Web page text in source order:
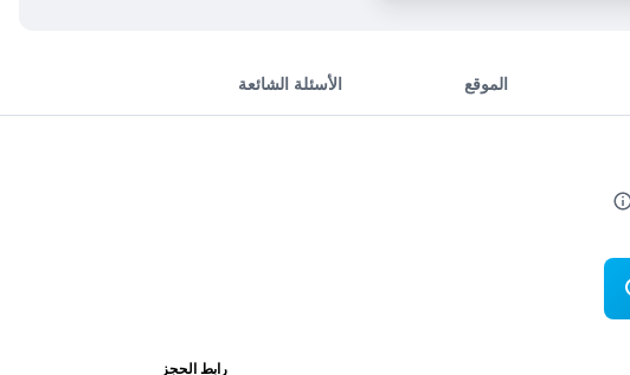
الموقع الأسئلة الشائعة
رابط الحجز